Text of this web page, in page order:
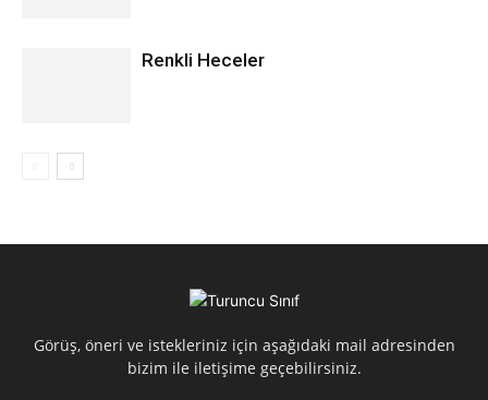
Renkli Heceler
Görüş, öneri ve istekleriniz için aşağıdaki mail adresinden
bizim ile iletişime geçebilirsiniz.